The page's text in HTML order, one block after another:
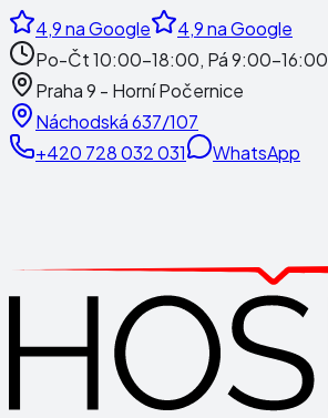
4,9na Google 4,9na Google
Po-Čt 10:00-18:00, Pá 9:00-16:00
Praha 9 - Horní Počernice
Náchodská 637/107
+420 728 032 031
WhatsApp